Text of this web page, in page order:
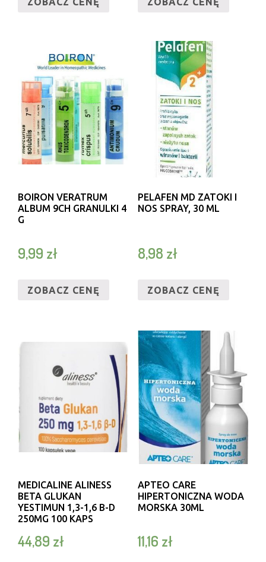
BOIRON VERATRUM
ALBUM 9CH GRANULKI 4
G
9,99 zł
ZOBACZ CENĘ
PELAFEN MD ZATOKI I
NOS SPRAY, 30 ML
8,98 zł
ZOBACZ CENĘ
MEDICALINE ALINESS
BETA GLUKAN
YESTIMUN 1,3-1,6 Β-D
250MG 100 KAPS
44,89 zł
APTEO CARE
HIPERTONICZNA WODA
MORSKA 30ML
11,16 zł